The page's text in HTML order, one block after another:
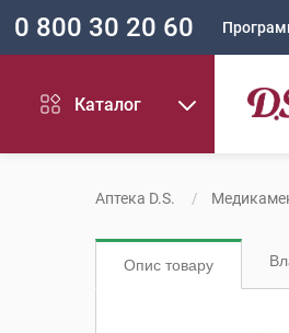
0 800 30 20 60
Каталог
Аптека D.S.
Опис товару